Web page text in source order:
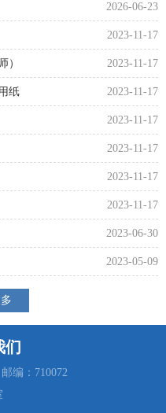
2026-06-23
2023-11-17
2023-11-17
）
2023-11-17
纸
2023-11-17
2023-11-17
2023-11-17
2023-11-17
2023-06-30
2023-05-09
们
编：710072